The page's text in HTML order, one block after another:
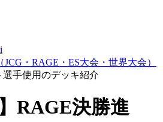
・RAGE・ES大会・世界大会）
手使用のデッキ紹介
RAGE決勝進